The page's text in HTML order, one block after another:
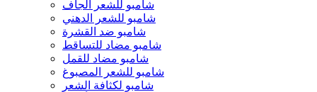
شامبو للشعر الجاف
شامبو للشعر الدهني
شامبو ضد القشرة
شامبو مضاد للتساقط
شامبو مضاد للقمل
شامبو للشعر المصبوغ
شامبو لكثافة الشعر